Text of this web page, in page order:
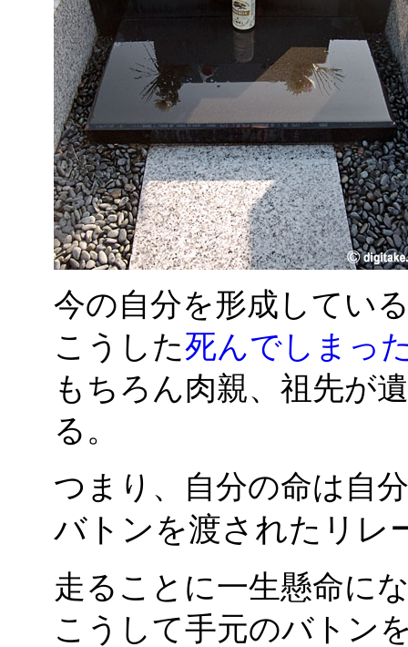
今の自分を形成してい
こうした死んでしまっ
もちろん肉親、祖先が
る。
つまり、自分の命は自
バトンを渡されたリレ
走ることに一生懸命に
こうして手元のバトン